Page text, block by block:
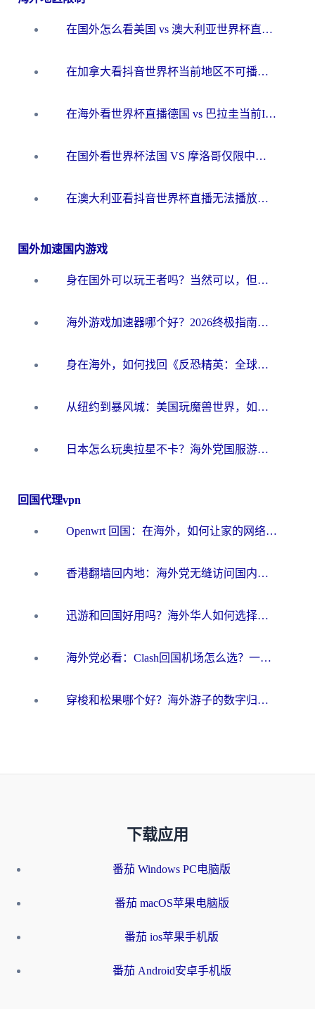
在国外怎么看美国 vs 澳大利亚世界杯直播？海外党必藏的中文解说观赛指南
在加拿大看抖音世界杯当前地区不可播放？海外党体育观赛终极指南
在海外看世界杯直播德国 vs 巴拉圭当前IP受限制？这篇指南帮你轻松解决地区限制
在国外看世界杯法国 VS 摩洛哥仅限中国大陆？别让地域限制拦下你的欢呼
在澳大利亚看抖音世界杯直播无法播放？海外党体育观赛终极指南来了！
国外加速国内游戏
身在国外可以玩王者吗？当然可以，但你需要这份“加速”指南
海外游戏加速器哪个好？2026终极指南帮你畅玩国服+解决卡顿难题
身在海外，如何找回《反恐精英：全球攻势》国服的丝滑手感？一份给你的终极指南
从纽约到暴风城：美国玩魔兽世界，如何找到你的最佳网络航线
日本怎么玩奥拉星不卡？海外党国服游戏加速器选择全攻略
回国代理vpn
Openwrt 回国：在海外，如何让家的网络触手可及
香港翻墙回内地：海外党无缝访问国内资源的加速器选择全攻略
迅游和回国好用吗？海外华人如何选择靠谱的回国加速器
海外党必看：Clash回国机场怎么选？一篇搞定无缝访问国内资源的全攻略
穿梭和松果哪个好？海外游子的数字归乡路，到底该怎么选
下载应用
番茄 Windows PC电脑版
番茄 macOS苹果电脑版
番茄 ios苹果手机版
番茄 Android安卓手机版